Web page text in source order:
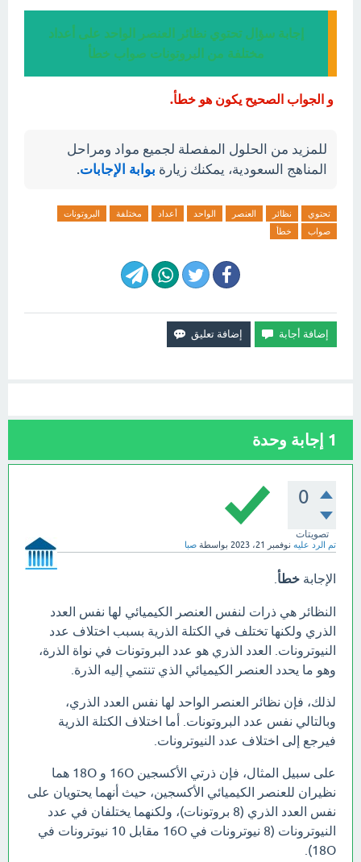
إجابة سؤال تحتوي نظائر العنصر الواحد على أعداد
مختلفة من البروتونات صواب خطأ
و الجواب الصحيح يكون هو خطأ.
للمزيد من الحلول المفصلة لجميع مواد ومراحل
المناهج السعودية، يمكنك زيارة بوابة الإجابات.
تحتوي نظائر العنصر الواحد أعداد مختلفة
البروتونات
صواب
خطأ
1 إجابة وحدة
0
تصويتات
تم الرد عليه نوفمبر 21، 2023 بواسطة صبا
الإجابة خطأ
النظائر هي ذرات لنفس العنصر الكيميائي لها نفس العدد
الذري ولكنها تختلف في الكتلة الذرية بسبب اختلاف عدد
النيوترونات. العدد الذري هو عدد البروتونات في نواة الذرة،
وهو ما يحدد العنصر الكيميائي الذي تنتمي إليه الذرة.
لذلك، فإن نظائر العنصر الواحد لها نفس العدد الذري،
وبالتالي نفس عدد البروتونات. أما اختلاف الكتلة الذرية
فيرجع إلى اختلاف عدد النيوترونات.
على سبيل المثال، فإن ذرتي الأكسجين 16O و 18O هما
نظيران للعنصر الكيميائي الأكسجين، حيث أنهما يحتويان على
نفس العدد الذري (8 بروتونات)، ولكنهما يختلفان في عدد
النيوترونات (8 نيوترونات في 16O مقابل 10 نيوترونات في
18O).